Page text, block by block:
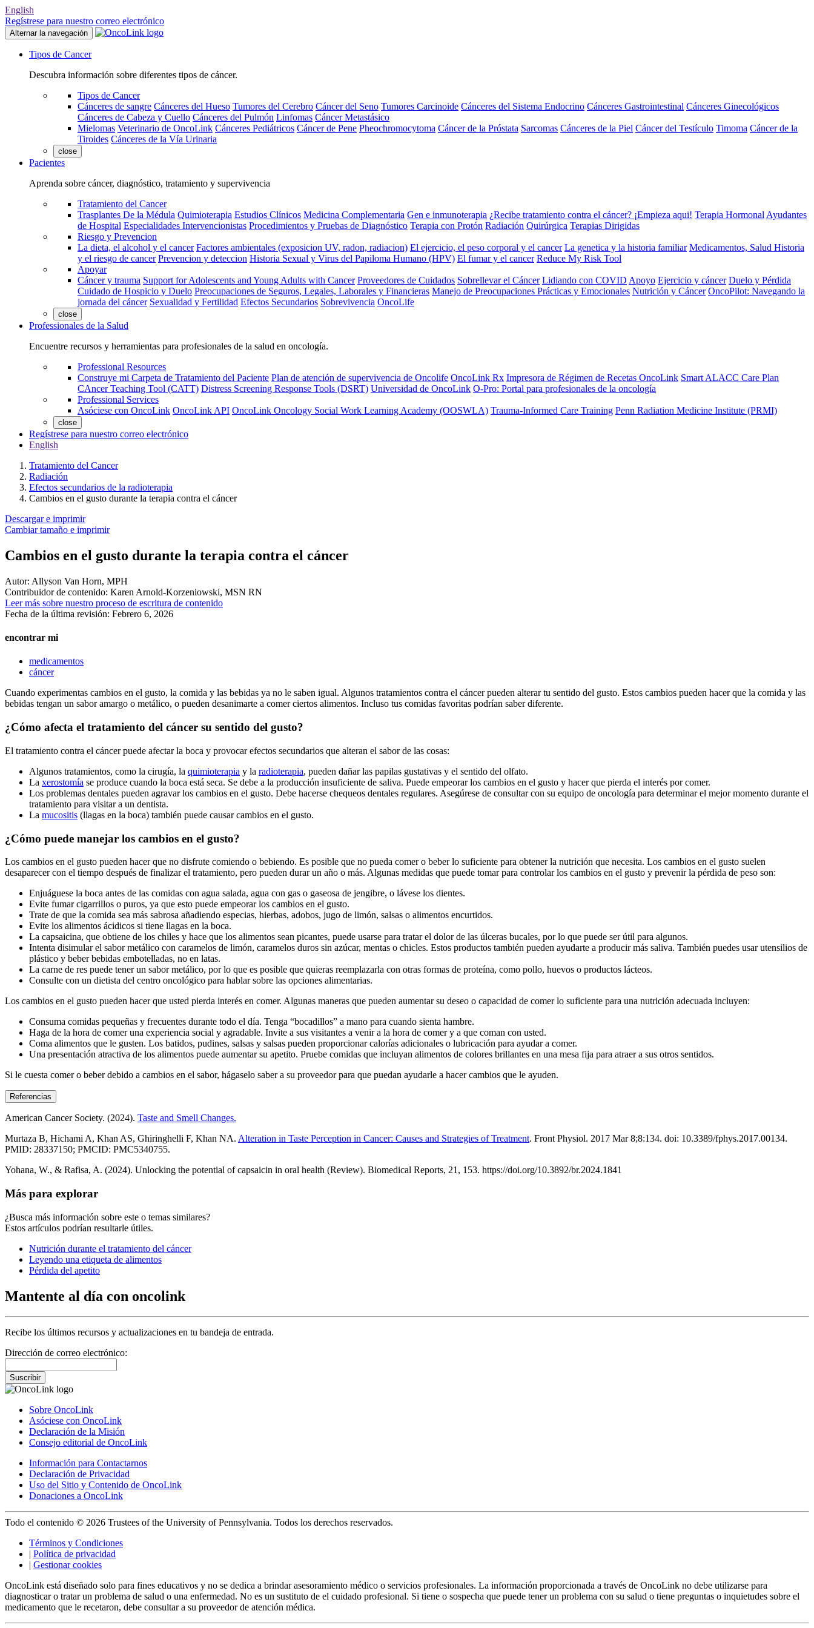
English
Regístrese para nuestro correo electrónico
Alternar la navegación
Tipos de Cancer
Descubra información sobre diferentes tipos de cáncer.
Tipos de Cancer
Cánceres de sangre Cánceres del Hueso Tumores del Cerebro Cáncer del Seno Tumores Carcinoide Cánceres del Sistema Endocrino Cánceres Gastrointestinal Cánceres Ginecológicos
Cánceres de Cabeza y Cuello Cánceres del Pulmón Linfomas Cáncer Metastásico
Mielomas Veterinario de OncoLink Cánceres Pediátricos Cáncer de Pene Pheochromocytoma Cáncer de la Próstata Sarcomas Cánceres de la Piel Cáncer del Testículo Timoma Cáncer de la
Tiroides Cánceres de la Vía Urinaria
close
Pacientes
Aprenda sobre cáncer, diagnóstico, tratamiento y supervivencia
Tratamiento del Cancer
Trasplantes De la Médula Quimioterapia Estudios Clínicos Medicina Complementaria Gen e inmunoterapia ¿Recibe tratamiento contra el cáncer? ¡Empieza aqui! Terapia Hormonal Ayudantes
de Hospital Especialidades Intervencionistas Procedimientos y Pruebas de Diagnóstico Terapia con Protón Radiación Quirúrgica Terapias Dirigidas
Riesgo y Prevencion
La dieta, el alcohol y el cancer Factores ambientales (exposicion UV, radon, radiacion) El ejercicio, el peso corporal y el cancer La genetica y la historia familiar Medicamentos, Salud Historia
y el riesgo de cancer Prevencion y deteccion Historia Sexual y Virus del Papiloma Humano (HPV) El fumar y el cancer Reduce My Risk Tool
Apoyar
Cáncer y trauma Support for Adolescents and Young Adults with Cancer Proveedores de Cuidados Sobrellevar el Cáncer Lidiando con COVID Apoyo Ejercicio y cáncer Duelo y Pérdida
Cuidado de Hospicio y Duelo Preocupaciones de Seguros, Legales, Laborales y Financieras Manejo de Preocupaciones Prácticas y Emocionales Nutrición y Cáncer OncoPilot: Navegando la
jornada del cáncer Sexualidad y Fertilidad Efectos Secundarios Sobrevivencia OncoLife
close
Professionales de la Salud
Encuentre recursos y herramientas para profesionales de la salud en oncología.
Professional Resources
Construye mi Carpeta de Tratamiento del Paciente Plan de atención de supervivencia de Oncolife OncoLink Rx Impresora de Régimen de Recetas OncoLink Smart ALACC Care Plan
CAncer Teaching Tool (CATT) Distress Screening Response Tools (DSRT) Universidad de OncoLink O-Pro: Portal para profesionales de la oncología
Professional Services
Asóciese con OncoLink OncoLink API OncoLink Oncology Social Work Learning Academy (OOSWLA) Trauma-Informed Care Training Penn Radiation Medicine Institute (PRMI)
close
Regístrese para nuestro correo electrónico
English
Tratamiento del Cancer
Radiación
Efectos secundarios de la radioterapia
Cambios en el gusto durante la terapia contra el cáncer
Descargar e imprimir
Cambiar tamaño e imprimir
Cambios en el gusto durante la terapia contra el cáncer
Autor: Allyson Van Horn, MPH
Contribuidor de contenido: Karen Arnold-Korzeniowski, MSN RN
Leer más sobre nuestro proceso de escritura de contenido
Fecha de la última revisión: Febrero 6, 2026
encontrar mi
medicamentos
cáncer
Cuando experimentas cambios en el gusto, la comida y las bebidas ya no le saben igual. Algunos tratamientos contra el cáncer pueden alterar tu sentido del gusto. Estos cambios pueden hacer que la comida y las
bebidas tengan un sabor amargo o metálico, o pueden desanimarte a comer ciertos alimentos. Incluso tus comidas favoritas podrían saber diferente.
¿Cómo afecta el tratamiento del cáncer su sentido del gusto?
El tratamiento contra el cáncer puede afectar la boca y provocar efectos secundarios que alteran el sabor de las cosas:
Algunos tratamientos, como la cirugía, la quimioterapia y la radioterapia, pueden dañar las papilas gustativas y el sentido del olfato.
La xerostomía se produce cuando la boca está seca. Se debe a la producción insuficiente de saliva. Puede empeorar los cambios en el gusto y hacer que pierda el interés por comer.
Los problemas dentales pueden agravar los cambios en el gusto. Debe hacerse chequeos dentales regulares. Asegúrese de consultar con su equipo de oncología para determinar el mejor momento durante el
tratamiento para visitar a un dentista.
La mucositis (llagas en la boca) también puede causar cambios en el gusto.
¿Cómo puede manejar los cambios en el gusto?
Los cambios en el gusto pueden hacer que no disfrute comiendo o bebiendo. Es posible que no pueda comer o beber lo suficiente para obtener la nutrición que necesita. Los cambios en el gusto suelen
desaparecer con el tiempo después de finalizar el tratamiento, pero pueden durar un año o más. Algunas medidas que puede tomar para controlar los cambios en el gusto y prevenir la pérdida de peso son:
Enjuáguese la boca antes de las comidas con agua salada, agua con gas o gaseosa de jengibre, o lávese los dientes.
Evite fumar cigarrillos o puros, ya que esto puede empeorar los cambios en el gusto.
Trate de que la comida sea más sabrosa añadiendo especias, hierbas, adobos, jugo de limón, salsas o alimentos encurtidos.
Evite los alimentos ácidicos si tiene llagas en la boca.
La capsaicina, que obtiene de los chiles y hace que los alimentos sean picantes, puede usarse para tratar el dolor de las úlceras bucales, por lo que puede ser útil para algunos.
Intenta disimular el sabor metálico con caramelos de limón, caramelos duros sin azúcar, mentas o chicles. Estos productos también pueden ayudarte a producir más saliva. También puedes usar utensilios de
plástico y beber bebidas embotelladas, no en latas.
La carne de res puede tener un sabor metálico, por lo que es posible que quieras reemplazarla con otras formas de proteína, como pollo, huevos o productos lácteos.
Consulte con un dietista del centro oncológico para hablar sobre las opciones alimentarias.
Los cambios en el gusto pueden hacer que usted pierda interés en comer. Algunas maneras que pueden aumentar su deseo o capacidad de comer lo suficiente para una nutrición adecuada incluyen:
Consuma comidas pequeñas y frecuentes durante todo el día. Tenga “bocadillos” a mano para cuando sienta hambre.
Haga de la hora de comer una experiencia social y agradable. Invite a sus visitantes a venir a la hora de comer y a que coman con usted.
Coma alimentos que le gusten. Los batidos, pudines, salsas y salsas pueden proporcionar calorías adicionales o lubricación para ayudar a comer.
Una presentación atractiva de los alimentos puede aumentar su apetito. Pruebe comidas que incluyan alimentos de colores brillantes en una mesa fija para atraer a sus otros sentidos.
Si le cuesta comer o beber debido a cambios en el sabor, hágaselo saber a su proveedor para que puedan ayudarle a hacer cambios que le ayuden.
Referencias
American Cancer Society. (2024). Taste and Smell Changes.
Murtaza B, Hichami A, Khan AS, Ghiringhelli F, Khan NA. Alteration in Taste Perception in Cancer: Causes and Strategies of Treatment. Front Physiol. 2017 Mar 8;8:134. doi: 10.3389/fphys.2017.00134.
PMID: 28337150; PMCID: PMC5340755.
Yohana, W., & Rafisa, A. (2024). Unlocking the potential of capsaicin in oral health (Review). Biomedical Reports, 21, 153. https://doi.org/10.3892/br.2024.1841
Más para explorar
¿Busca más información sobre este o temas similares?
Estos artículos podrían resultarle útiles.
Nutrición durante el tratamiento del cáncer
Leyendo una etiqueta de alimentos
Pérdida del apetito
Mantente al día con oncolink
Recibe los últimos recursos y actualizaciones en tu bandeja de entrada.
Dirección de correo electrónico:
Suscribir
Sobre OncoLink
Asóciese con OncoLink
Declaración de la Misión
Consejo editorial de OncoLink
Información para Contactarnos
Declaración de Privacidad
Uso del Sitio y Contenido de OncoLink
Donaciones a OncoLink
Todo el contenido © 2026 Trustees of the University of Pennsylvania. Todos los derechos reservados.
Términos y Condiciones
Política de privacidad
Gestionar cookies
OncoLink está diseñado solo para fines educativos y no se dedica a brindar asesoramiento médico o servicios profesionales. La información proporcionada a través de OncoLink no debe utilizarse para
diagnosticar o tratar un problema de salud o una enfermedad. No es un sustituto de el cuidado profesional. Si tiene o sospecha que puede tener un problema con su salud o tiene preguntas o inquietudes sobre el
medicamento que le recetaron, debe consultar a su proveedor de atención médica.